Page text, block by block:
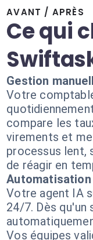
AVANT / APRÈS
Ce qui
Gestion
Votre
compare les
virements et
processus lent,
de réagir en
Votre agent IA
24/7. Dès
Vos équipes